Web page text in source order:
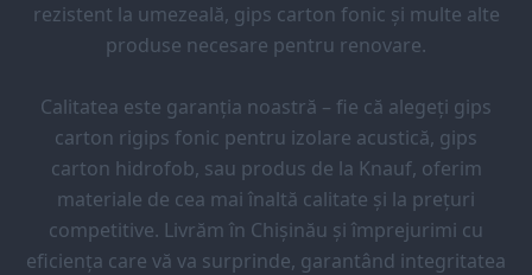
rezistent la umezeală, gips carton fonic și multe alte
produse necesare pentru renovare.
Calitatea este garanția noastră – fie că alegeți gips
carton rigips fonic pentru izolare acustică, gips
carton hidrofob, sau produs de la Knauf, oferim
materiale de cea mai înaltă calitate și la prețuri
competitive. Livrăm în Chișinău și împrejurimi cu
eficiența care vă va surprinde, garantând integritatea